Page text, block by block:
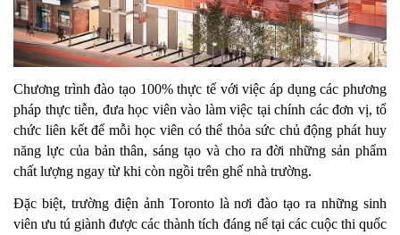
Chương trình đào tạo 100% thực tế với việc áp dụng các phương
pháp thực tiễn, đưa học viên vào làm việc tại chính các đơn vị, tổ
chức liên kết để mỗi học viên có thể thỏa sức chủ động phát huy
năng lực của bản thân, sáng tạo và cho ra đời những sản phẩm
chất lượng ngay từ khi còn ngồi trên ghế nhà trường.
Đặc biệt, trường điện ảnh Toronto là nơi đào tạo ra những sinh
viên ưu tú giành được các thành tích đáng nể tại các cuộc thi quốc